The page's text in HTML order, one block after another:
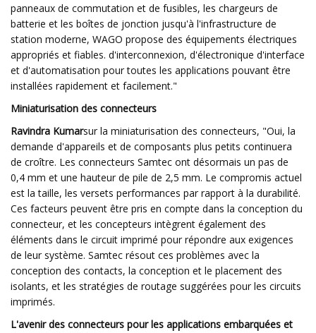
panneaux de commutation et de fusibles, les chargeurs de
batterie et les boîtes de jonction jusqu'à l'infrastructure de
station moderne, WAGO propose des équipements électriques
appropriés et fiables. d'interconnexion, d'électronique d'interface
et d'automatisation pour toutes les applications pouvant être
installées rapidement et facilement."
Miniaturisation des connecteurs
Ravindra Kumarsur la miniaturisation des connecteurs, "Oui, la
demande d'appareils et de composants plus petits continuera
de croître. Les connecteurs Samtec ont désormais un pas de
0,4 mm et une hauteur de pile de 2,5 mm. Le compromis actuel
est la taille, les versets performances par rapport à la durabilité.
Ces facteurs peuvent être pris en compte dans la conception du
connecteur, et les concepteurs intègrent également des
éléments dans le circuit imprimé pour répondre aux exigences
de leur système. Samtec résout ces problèmes avec la
conception des contacts, la conception et le placement des
isolants, et les stratégies de routage suggérées pour les circuits
imprimés.
L'avenir des connecteurs pour les applications embarquées et